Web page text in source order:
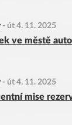
- út 4. 11. 2025
ve městě
- út 4. 11. 2025
mise